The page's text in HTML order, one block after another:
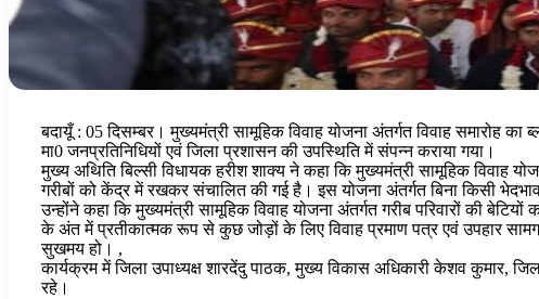
बदायूँ : 05 दिसम्बर। मुख्यमंत्री सामूहिक विवाह योजना अंतर्गत विवाह समारोह
मा0 जनप्रतिनिधियों एवं जिला प्रशासन की उपस्थिति में संपन्न कराया गया।
मुख्य अथिति बिल्सी विधायक हरीश शाक्य ने कहा कि मुख्यमंत्री सामूहिक विवाह
गरीबों को केंद्र में रखकर संचालित की गई है। इस योजना अंतर्गत बिना किसी
उन्होंने कहा कि मुख्यमंत्री सामूहिक विवाह योजना अंतर्गत गरीब परिवारों की
के अंत में प्रतीकात्मक रूप से कुछ जोड़ों के लिए विवाह प्रमाण पत्र एवं उपहार
सुखमय हो। ,
कार्यक्रम में जिला उपाध्यक्ष शारदेंदु पाठक, मुख्य विकास अधिकारी केशव कुमार,
रहे।